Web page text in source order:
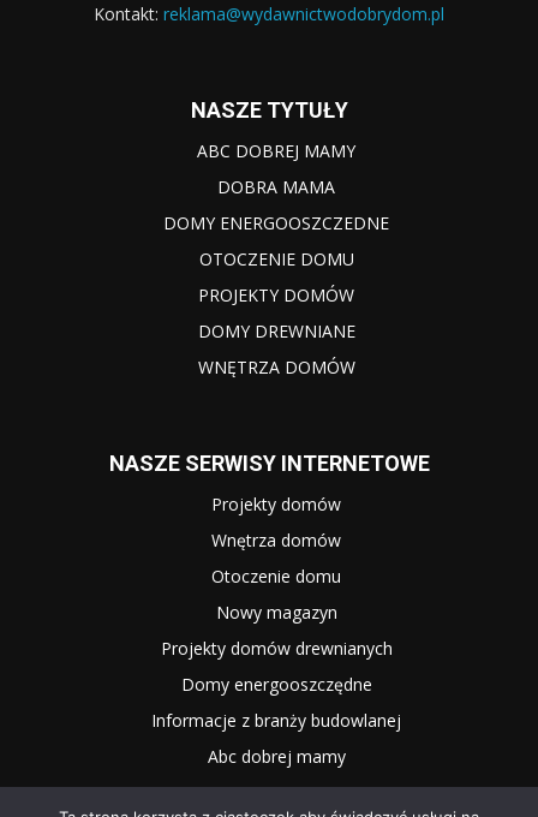
Kontakt: reklama@wydawnictwodobrydom.pl
NASZE TYTUŁY
ABC DOBREJ MAMY
DOBRA MAMA
DOMY ENERGOOSZCZEDNE
OTOCZENIE DOMU
PROJEKTY DOMÓW
DOMY DREWNIANE
WNĘTRZA DOMÓW
NASZE SERWISY INTERNETOWE
Projekty domów
Wnętrza domów
Otoczenie domu
Nowy magazyn
Projekty domów drewnianych
Domy energooszczędne
Informacje z branży budowlanej
Abc dobrej mamy